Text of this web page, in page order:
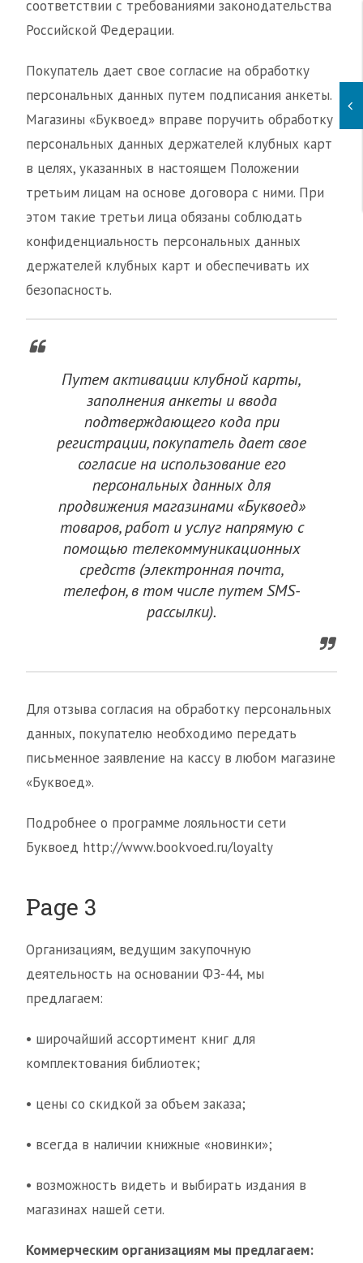
соответствии с требованиями законодательства
Российской Федерации.
Покупатель дает свое согласие на обработку
персональных данных путем подписания анкеты.
Магазины «Буквоед» вправе поручить обработку
персональных данных держателей клубных карт
в целях, указанных в настоящем Положении
третьим лицам на основе договора с ними. При
этом такие третьи лица обязаны соблюдать
конфиденциальность персональных данных
держателей клубных карт и обеспечивать их
безопасность.
Путем активации клубной карты,
заполнения анкеты и ввода
подтверждающего кода при
регистрации, покупатель дает свое
согласие на использование его
персональных данных для
продвижения магазинами «Буквоед»
товаров, работ и услуг напрямую с
помощью телекоммуникационных
средств (электронная почта,
телефон, в том числе путем SMS-
рассылки).
Для отзыва согласия на обработку персональных
данных, покупателю необходимо передать
письменное заявление на кассу в любом магазине
«Буквоед».
Подробнее о программе лояльности сети
Буквоед http://www.bookvoed.ru/loyalty
Page 3
Организациям, ведущим закупочную
деятельность на основании ФЗ-44, мы
предлагаем:
• широчайший ассортимент книг для
комплектования библиотек;
• цены со скидкой за объем заказа;
• всегда в наличии книжные «новинки»;
• возможность видеть и выбирать издания в
магазинах нашей сети.
Коммерческим организациям мы предлагаем: